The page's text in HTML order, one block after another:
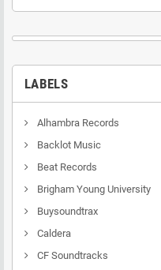
LABELS
Alhambra Records
Backlot Music
Beat Records
Brigham Young University
Buysoundtrax
Caldera
CF Soundtracks